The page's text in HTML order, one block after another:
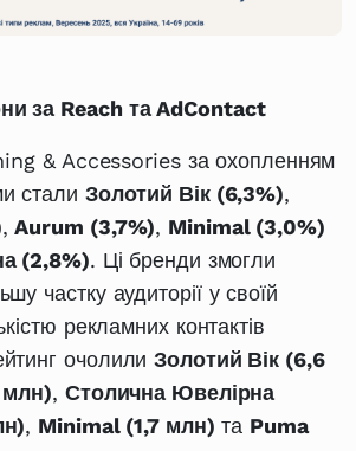
за Reach та AdContact
& Accessories за охопленням
стали Золотий Вік (6,3%),
,Aurum (3,7%), Minimal (3,0%)
(2,8%). Ці бренди змогли
частку аудиторії у своїй
рекламних контактів
очолилиЗолотий Вік (6,6
млн), Столична Ювелірна
, Minimal (1,7 млн) та Puma